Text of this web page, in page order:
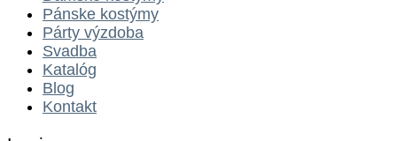
Pánske kostýmy
Párty výzdoba
Svadba
Katalóg
Blog
Kontakt